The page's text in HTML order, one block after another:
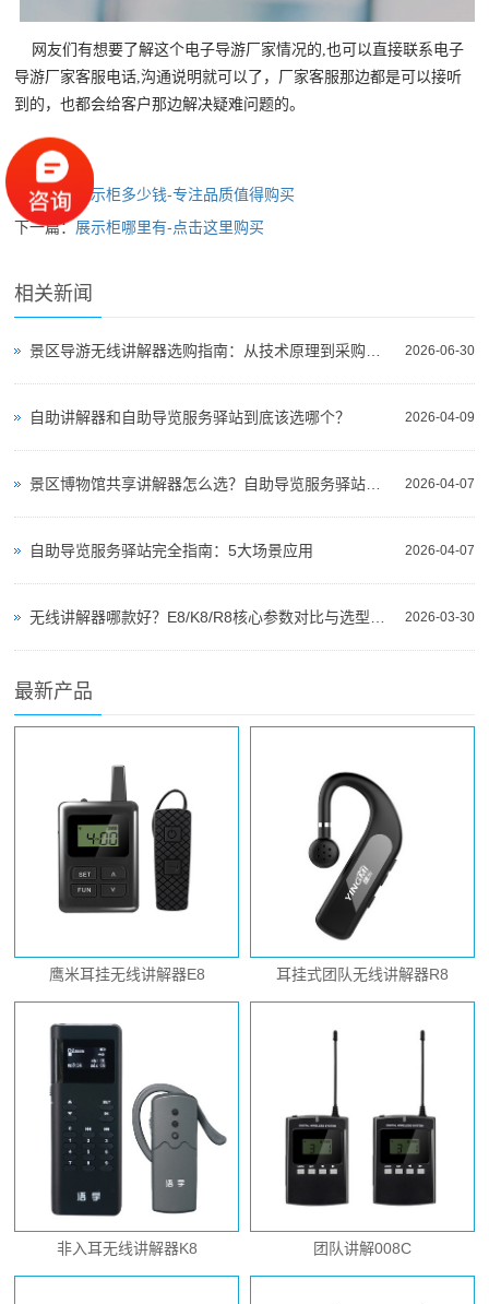
网友们有想要了解这个电子导游厂家情况的,也可以直接联系电子
导游厂家客服电话,沟通说明就可以了，厂家客服那边都是可以接听
到的，也都会给客户那边解决疑难问题的。
上一篇：
展示柜多少钱-专注品质值得购买
下一篇： 展示柜哪里有-点击这里购买
相关新闻
2026-06-30
景区导游无线讲解器选购指南：从技术原理到采购决策
2026-04-09
自助讲解器和自助导览服务驿站到底该选哪个？
2026-04-07
景区博物馆共享讲解器怎么选？自助导览服务驿站部署全攻略（2026版）
2026-04-07
自助导览服务驿站完全指南：5大场景应用
2026-03-30
无线讲解器哪款好？E8/K8/R8核心参数对比与选型指南
最新产品
鹰米耳挂无线讲解器E8 耳挂式团队无线讲解器R8
非入耳无线讲解器K8 团队讲解008C